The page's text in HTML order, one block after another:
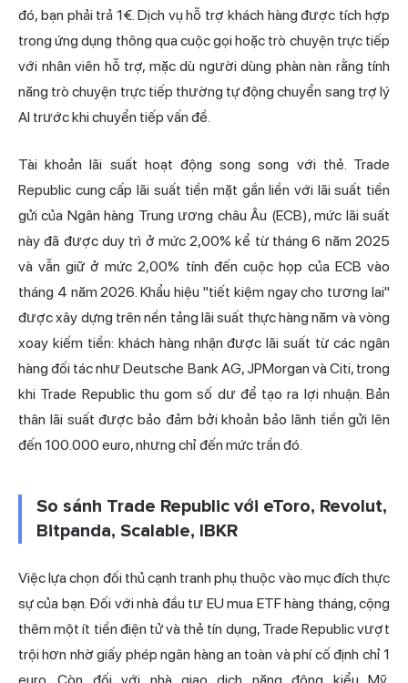
đó, bạn phải trả 1€. Dịch vụ hỗ trợ khách hàng được tích hợp
trong ứng dụng thông qua cuộc gọi hoặc trò chuyện trực tiếp
với nhân viên hỗ trợ, mặc dù người dùng phàn nàn rằng tính
năng trò chuyện trực tiếp thường tự động chuyển sang trợ lý
AI trước khi chuyển tiếp vấn đề.
Tài khoản lãi suất hoạt động song song với thẻ. Trade
Republic cung cấp lãi suất tiền mặt gắn liền với lãi suất tiền
gửi của Ngân hàng Trung ương châu Âu (ECB), mức lãi suất
này đã được duy trì ở mức 2,00% kể từ tháng 6 năm 2025
và vẫn giữ ở mức 2,00% tính đến cuộc họp của ECB vào
tháng 4 năm 2026. Khẩu hiệu "tiết kiệm ngay cho tương lai"
được xây dựng trên nền tảng lãi suất thực hàng năm và vòng
xoay kiếm tiền: khách hàng nhận được lãi suất từ các ngân
hàng đối tác như Deutsche Bank AG, JPMorgan và Citi, trong
khi Trade Republic thu gom số dư để tạo ra lợi nhuận. Bản
thân lãi suất được bảo đảm bởi khoản bảo lãnh tiền gửi lên
đến 100.000 euro, nhưng chỉ đến mức trần đó.
So sánh Trade Republic với eToro, Revolut,
Bitpanda, Scalable, IBKR
Việc lựa chọn đối thủ cạnh tranh phụ thuộc vào mục đích thực
sự của bạn. Đối với nhà đầu tư EU mua ETF hàng tháng, cộng
thêm một ít tiền điện tử và thẻ tín dụng, Trade Republic vượt
trội hơn nhờ giấy phép ngân hàng an toàn và phí cố định chỉ 1